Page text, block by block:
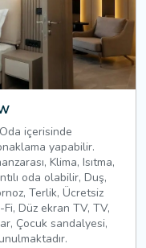
içerisinde
yapabilir.
Klima, Isıtma,
oda olabilir, Duş,
Terlik, Ücretsiz
Düz ekran TV, TV,
Çocuk sandalyesi,